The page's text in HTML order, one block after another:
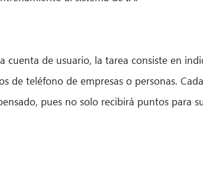
cuenta de usuario, la tarea consiste en
de teléfono de empresas o personas.
pues no solo recibirá puntos para